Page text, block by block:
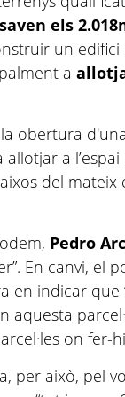
els
un edifici
a
obertura d'una
a
del
Pedro
En canvi, el
en indicar que
aquesta
on fer-
per això, pel